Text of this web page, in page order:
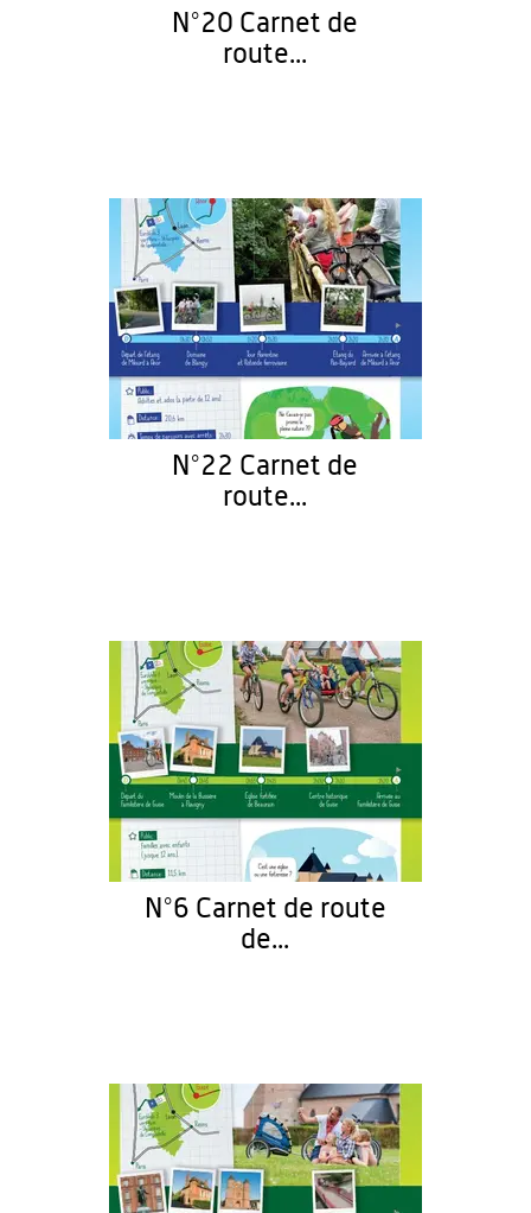
N°20 Carnet de
route...
N°22 Carnet de
route...
N°6 Carnet de route
de...